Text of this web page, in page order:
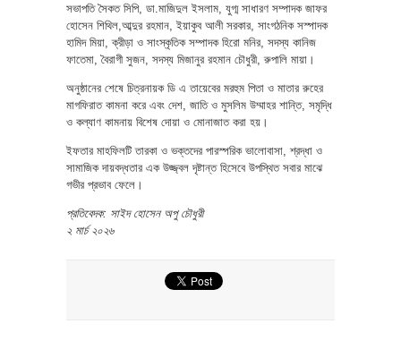
সভাপতি সৈকত সিপি, ডা.মাজিদুল ইসলাম, যুগ্ম সাধারণ সম্পাদক জাফর
হোসেন শিথিল,আব্দুর রহমান, ইয়াকুব আলী সরকার, সাংগঠনিক সস্পাদক
হামিদ মিয়া, ক্রীড়া ও সাংস্কৃতিক সম্পাদক হিরো মনির, সদস্য কানিজ
ফাতেমা, বৈরাগী সুজন, সদস্য মিজানুর রহমান চৌধুরী, রুপালি মায়া।
অনুষ্ঠানের শেষে চিত্রনায়ক ডি এ তায়েবের মরহুম পিতা ও মাতার রুহের
মাগফিরাত কামনা করে এবং দেশ, জাতি ও মুসলিম উম্মাহর শান্তি, সমৃদ্ধি
ও কল্যাণ কামনায় বিশেষ দোয়া ও মোনাজাত করা হয়।
ইফতার মাহফিলটি তারকা ও ভক্তদের পারস্পরিক ভালোবাসা, শ্রদ্ধা ও
সামাজিক দায়বদ্ধতার এক উজ্জ্বল দৃষ্টান্ত হিসেবে উপস্থিত সবার মাঝে
গভীর প্রভাব ফেলে।
প্রতিবেদক: সাইদ হোসেন অপু চৌধুরী
২ মার্চ ২০২৬